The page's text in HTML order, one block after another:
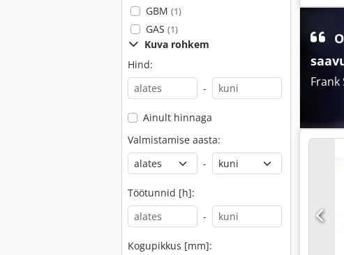
GBM (1)
GAS (1)
Kuva rohkem
Hind:
-
Ainult hinnaga
Valmistamise aasta:
-
Töötunnid [h]:
-
Kogupikkus [mm]:
Frank